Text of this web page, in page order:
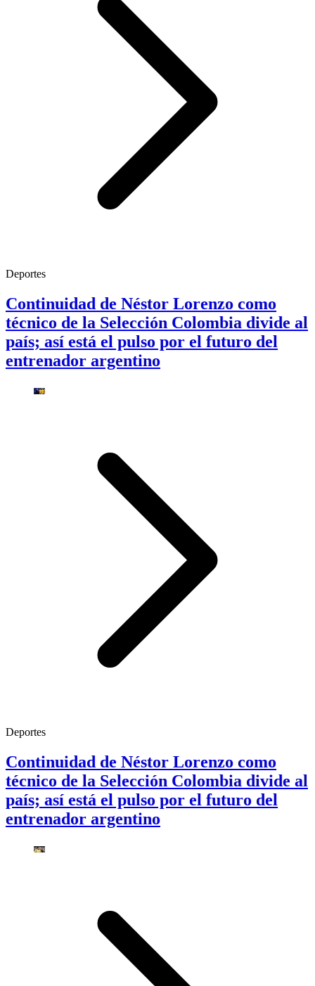
Deportes
Continuidad de Néstor Lorenzo como
técnico de la Selección Colombia divide al
país; así está el pulso por el futuro del
entrenador argentino
Deportes
Continuidad de Néstor Lorenzo como
técnico de la Selección Colombia divide al
país; así está el pulso por el futuro del
entrenador argentino